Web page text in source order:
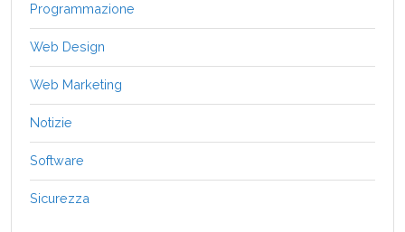
Programmazione
Web Design
Web Marketing
Notizie
Software
Sicurezza